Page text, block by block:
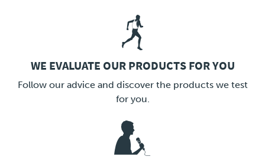
LINK
WE EVALUATE OUR PRODUCTS FOR YOU
Follow our advice and discover the products we test
for you.